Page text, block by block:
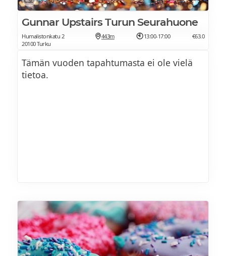
perunamuusia
Jälkiruokapöydässä
Munkkeja L
Kirsikkajuustokakkua L,PVEG
Marjamoussekakkua L, G
Gunnar Upstairs Turun Seurahuone
Humalistonkatu 2
20100 Turku
443m 13:00-17:00 €63.0
Tämän vuoden tapahtumasta ei ole vielä
tietoa.